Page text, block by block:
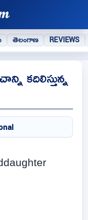
తెలంగాణ REVIEWS
కదిలిస్తున్న